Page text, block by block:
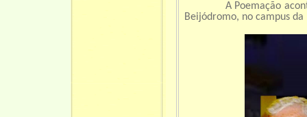
A Poemação
Beijódromo, no campus